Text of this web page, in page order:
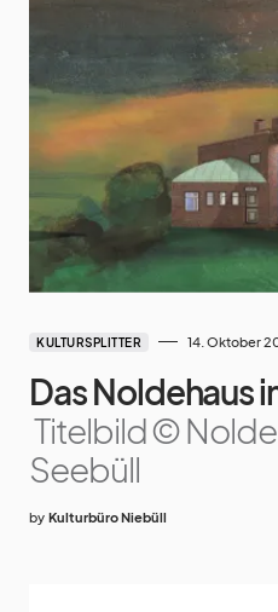
KULTURSPLITTER 14. Oktober
Das Noldehaus
Titelbild ©
Seebüll
by Kulturbüro Niebüll